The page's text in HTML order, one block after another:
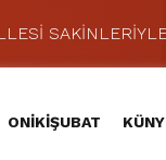
ONİKİŞUBAT